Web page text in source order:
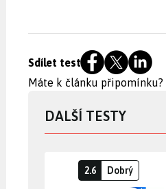
Sdílet test
Máte k článku připomínku?
DALŠÍ TESTY
2.6 Dobrý